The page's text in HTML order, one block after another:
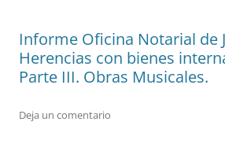
Informe Oficina Notarial de
Herencias con bienes
Parte III. Obras Musicales.
Deja un comentario